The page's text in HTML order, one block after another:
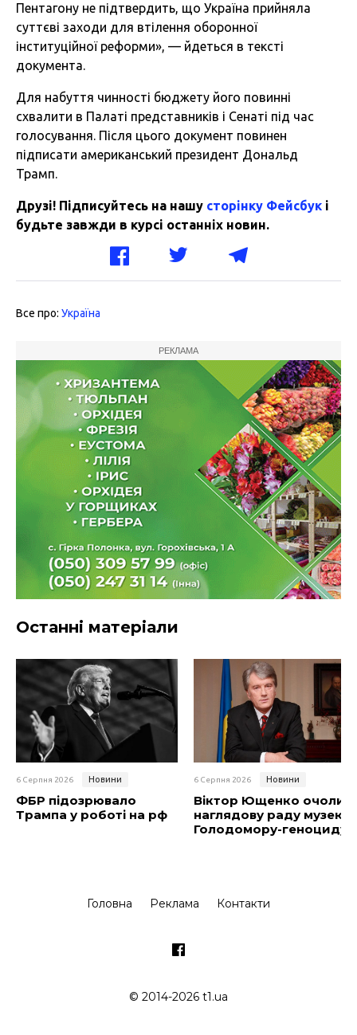
Пентагону не підтвердить, що Україна прийняла
суттєві заходи для втілення оборонної
інституційної реформи», — йдеться в тексті
документа.
Для набуття чинності бюджету його повинні
схвалити в Палаті представників і Сенаті під час
голосування. Після цього документ повинен
підписати американський президент Дональд
Трамп.
Друзі! Підписуйтесь на нашу сторінку Фейсбук і
будьте завжди в курсі останніх новин.
Все про: Україна
РЕКЛАМА
Останні матеріали
6 Серпня 2026 Новини
ФБР підозрювало
Трампа у роботі на рф
6 Серпня 2026 Новини
Віктор Ющенко очолив
наглядову раду музею
Голодомору-геноциду
Головна Реклама Контакти
© 2014-2026 t1.ua